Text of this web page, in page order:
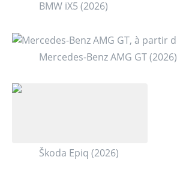
BMW iX5 (2026)
Mercedes-Benz AMG GT (2026)
Škoda Epiq (2026)